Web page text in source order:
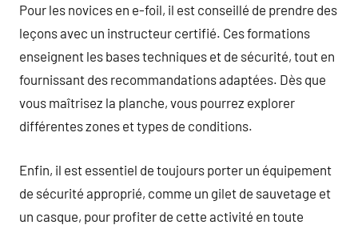
Pour les novices en e-foil, il est conseillé de prendre des
leçons avec un instructeur certifié. Ces formations
enseignent les bases techniques et de sécurité, tout en
fournissant des recommandations adaptées. Dès que
vous maîtrisez la planche, vous pourrez explorer
différentes zones et types de conditions.
Enfin, il est essentiel de toujours porter un équipement
de sécurité approprié, comme un gilet de sauvetage et
un casque, pour profiter de cette activité en toute